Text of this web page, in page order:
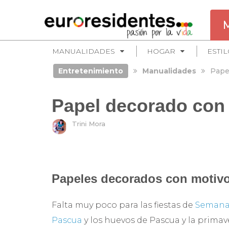
MANUALIDADES HOGAR
Entretenimiento Manualidades
Papel decorado
Trini Mora
Papeles decorados con
Falta muy poco para las fiestas de
Pascua y los huevos de Pascua y la